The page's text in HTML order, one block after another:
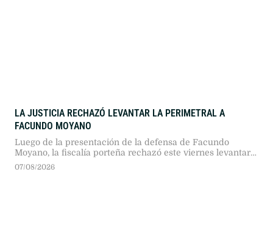
LA JUSTICIA RECHAZÓ LEVANTAR LA PERIMETRAL A
FACUNDO MOYANO
Luego de la presentación de la defensa de Facundo
Moyano, la fiscalía porteña rechazó este viernes levantar
la perimetral de 300 metros. Las autoridades
07/08/2026